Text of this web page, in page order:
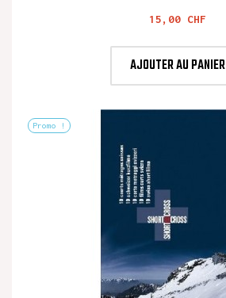
Prix
15,00 CHF
AJOUTER AU PANIER
Promo !